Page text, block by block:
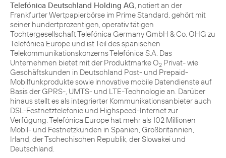
Telefónica Deutschland Holding AG, notiert an der
Frankfurter Wertpapierbörse im Prime Standard, gehört mit
seiner hundertprozentigen, operativ tätigen
Tochtergesellschaft Telefónica Germany GmbH & Co. OHG zu
Telefónica Europe und ist Teil des spanischen
Telekommunikationskonzerns Telefónica S.A. Das
Unternehmen bietet mit der Produktmarke O2 Privat- wie
Geschäftskunden in Deutschland Post- und Prepaid-
Mobilfunkprodukte sowie innovative mobile Datendienste auf
Basis der GPRS-, UMTS- und LTE-Technologie an. Darüber
hinaus stellt es als integrierter Kommunikationsanbieter auch
DSL-Festnetztelefonie und Highspeed-Internet zur
Verfügung. Telefónica Europe hat mehr als 102 Millionen
Mobil- und Festnetzkunden in Spanien, Großbritannien,
Irland, der Tschechischen Republik, der Slowakei und
Deutschland.